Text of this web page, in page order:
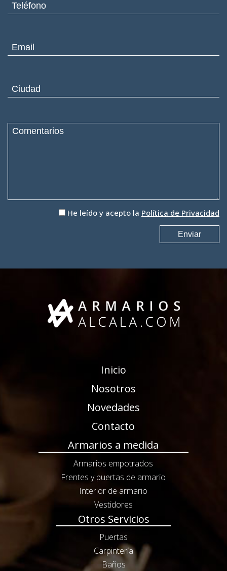
He leído y acepto la Política de Privacidad
Inicio
Nosotros
Novedades
Contacto
Armarios a medida
Armarios empotrados
Frentes y puertas de armario
Interior de armario
Vestidores
Otros Servicios
Puertas
Carpintería
Baños